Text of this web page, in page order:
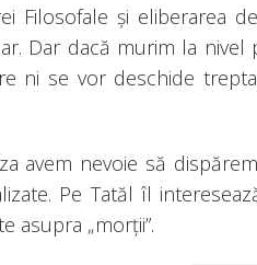
Filosofale și eliberarea
Dar dacă murim la nivel
ni se vor deschide
avem nevoie să
Pe Tatăl îl
asupra „morții”.